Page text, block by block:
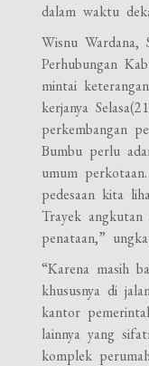
dalam waktu
Wisnu Wardana,
Perhubungan
mintai
kerjanya
perkembangan
Bumbu perlu
umum
pedesaan kita
Trayek
penataan,”
“Karena masih
khususnya di
kantor
lainnya yang
komplek